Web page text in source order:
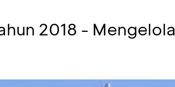
2018 - Mengelola